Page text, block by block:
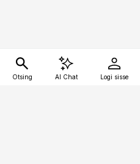
Otsing AI Chat Logi sisse